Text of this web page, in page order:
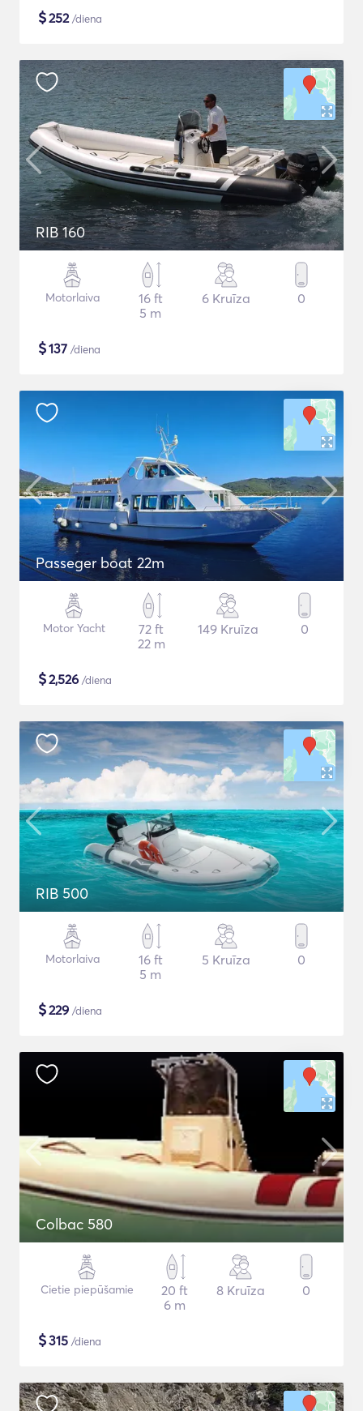
$252/diena
RIB 160
Motorlaiva
16 ft
5 m
6 Kruīza 0
$137 /diena
Passeger boat 22m
Motor Yacht
72 ft
22 m
149 Kruīza 0
$2,526 /diena
RIB 500
Motorlaiva
16 ft
5 m
5 Kruīza 0
$229 /diena
Colbac 580
Cietie piepūšamie
20 ft
6 m
8 Kruīza 0
$315 /diena